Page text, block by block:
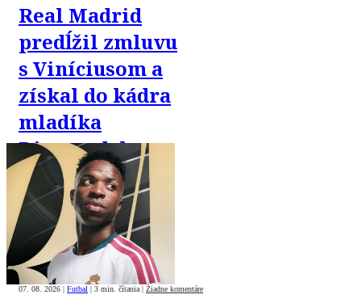
Real Madrid
predĺžil zmluvu
s Viníciusom a
získal do kádra
mladíka
Diomandeho
07. 08. 2026 | Futbal | 3 min. čítania | Žiadne komentáre